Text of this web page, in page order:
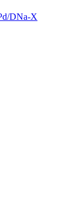
DNa-X